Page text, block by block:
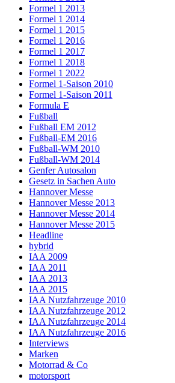
Formel 1 2013
Formel 1 2014
Formel 1 2015
Formel 1 2016
Formel 1 2017
Formel 1 2018
Formel 1 2022
Formel 1-Saison 2010
Formel 1-Saison 2011
Formula E
Fußball
Fußball EM 2012
Fußball-EM 2016
Fußball-WM 2010
Fußball-WM 2014
Genfer Autosalon
Gesetz in Sachen Auto
Hannover Messe
Hannover Messe 2013
Hannover Messe 2014
Hannover Messe 2015
Headline
hybrid
IAA 2009
IAA 2011
IAA 2013
IAA 2015
IAA Nutzfahrzeuge 2010
IAA Nutzfahrzeuge 2012
IAA Nutzfahrzeuge 2014
IAA Nutzfahrzeuge 2016
Interviews
Marken
Motorrad & Co
motorsport